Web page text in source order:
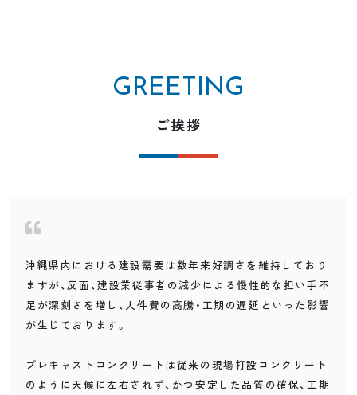
GREETING
ご挨拶
沖縄県内における建設需要は数年来好調さを維持しており
ますが、反面、建設業従事者の減少による慢性的な担い手不
足が深刻さを増し、人件費の高騰・工期の遅延といった影響
が生じております。
プレキャストコンクリートは従来の現場打設コンクリート
のように天候に左右されず、かつ安定した品質の確保、工期